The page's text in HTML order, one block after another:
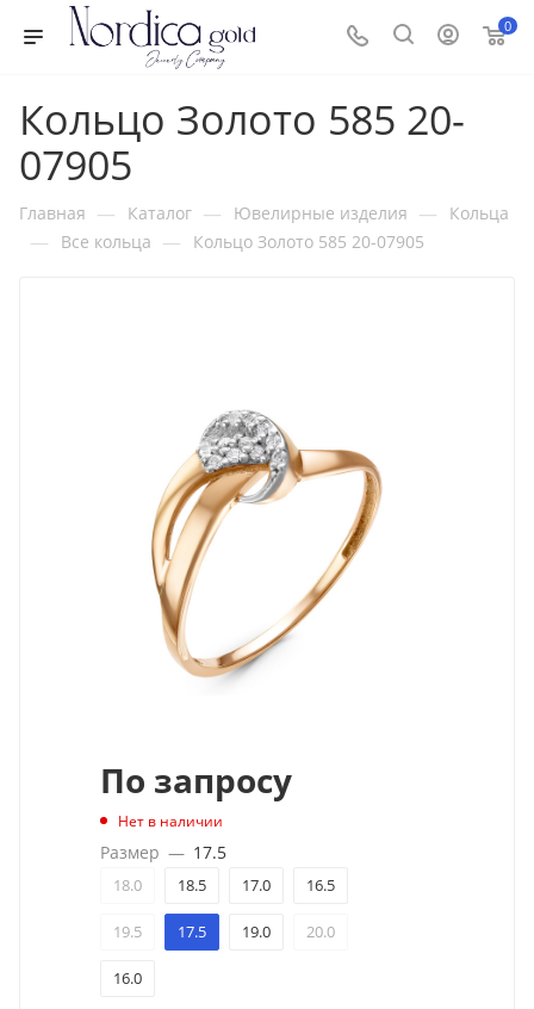
0
Кольцо Золото 585 20-
07905
Главная — Каталог — Ювелирные изделия — Кольца
— Все кольца — Кольцо Золото 585 20-07905
По запросу
Нет в наличии
Размер — 17.5
18.0 18.5 17.0 16.5
19.5 17.5 19.0 20.0
16.0